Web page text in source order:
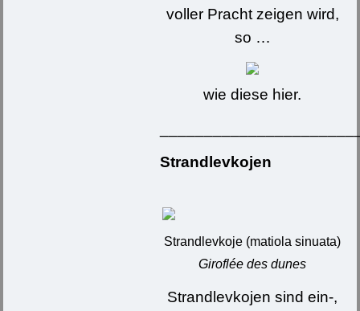
voller Pracht zeigen wird,
so …
wie diese hier.
Strandlevkojen
Strandlevkoje (matiola sinuata)
Giroflée des dunes
Strandlevkojen sind ein-,